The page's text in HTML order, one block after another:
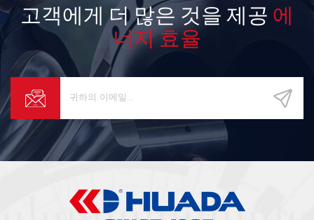
고객에게 더 많은 것을 제공 에
너지 효율